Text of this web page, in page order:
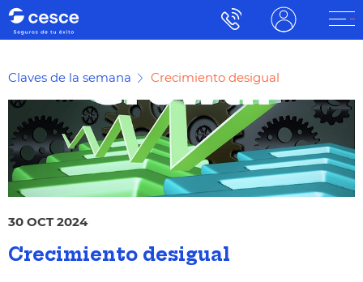
Claves de la semana Crecimiento desigual
30 OCT 2024
Crecimiento desigual